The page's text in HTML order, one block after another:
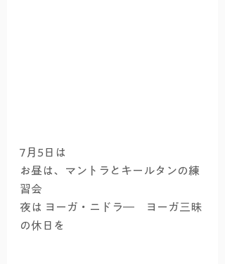
7月5日は
お昼は、マントラとキールタンの練
習会
夜は ヨーガ・ニドラ―　ヨーガ三昧
の休日を